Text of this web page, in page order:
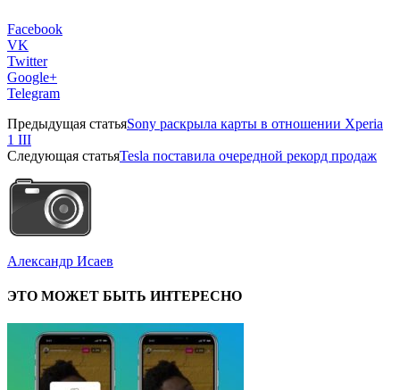
Facebook
VK
Twitter
Google+
Telegram
Предыдущая статьяSony раскрыла карты в отношении Xperia
1 III
Следующая статьяTesla поставила очередной рекорд продаж
Александр Исаев
ЭТО МОЖЕТ БЫТЬ ИНТЕРЕСНО